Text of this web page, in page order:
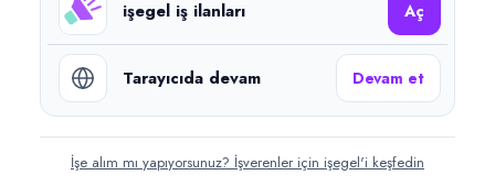
işegel iş ilanları Aç
Tarayıcıda devam Devam et
İşe alım mı yapıyorsunuz? İşverenler için işegel'i keşfedin